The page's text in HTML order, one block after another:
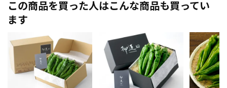
この商品を買った人はこんな商品も買ってい
ます